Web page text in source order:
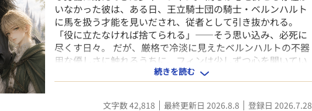
いなかった彼は、ある日、王立騎士団の騎士・ベルンハルト
に馬を扱う才能を見いだされ、従者として引き抜かれる。
「役に立たなければ捨てられる」――そう思い込み、必死に
尽くす日々。 だが、厳格で冷淡に見えたベルンハルトの不器
用な優しさに触れるうちに、フィンは少しずつ心を開いてい
く。 そして、馬が結んだ主従の絆は、やがて誰にも代えがた
い想いへ――。 孤独な少年と堅物騎士が少しずつ心を通わせ
ていく、中世ヨーロッパ風×主従ロマンス ※表紙はAIで生成
続きを読む
文字数 42,818 最終更新日 2026.8.8 登録日 2026.7.28